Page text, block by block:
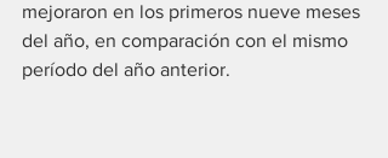
mejoraron en los primeros nueve meses
del año, en comparación con el mismo
período del año anterior.